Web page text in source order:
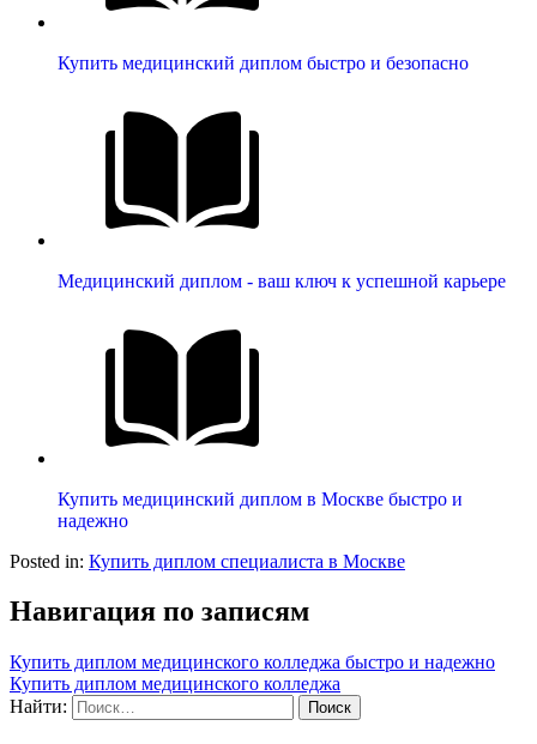
Купить медицинский диплом быстро и безопасно
Медицинский диплом - ваш ключ к успешной карьере
Купить медицинский диплом в Москве быстро и
надежно
Posted in: Купить диплом специалиста в Москве
Навигация по записям
Купить диплом медицинского колледжа быстро и надежно
Купить диплом медицинского колледжа
Найти: